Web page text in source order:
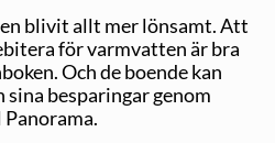
blivit allt mer lönsamt. Att
för varmvatten är bra
Och de boende kan
besparingar genom